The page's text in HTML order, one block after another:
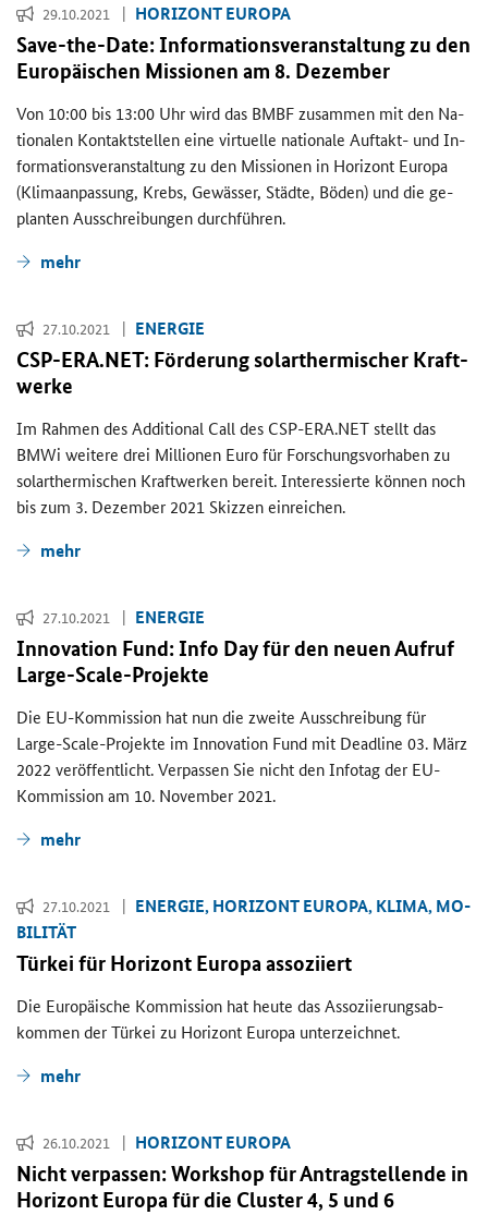
29.10.2021 HO­RI­ZONT EU­RO­PA
Save-​the-Date: In­for­ma­ti­ons­ver­an­stal­tung zu den
Eu­ro­päi­schen Mis­sio­nen am 8. De­zem­ber
Von 10:00 bis 13:00 Uhr wird das BMBF zu­sam­men mit den Na­
tio­na­len Kon­takt­stel­len eine vir­tu­el­le na­tio­na­le Auftakt-​ und In­
for­ma­ti­ons­ver­an­stal­tung zu den Mis­sio­nen in Ho­ri­zont Eu­ro­pa
(Kli­ma­an­pas­sung, Krebs, Ge­wäs­ser, Städ­te, Böden) und die ge­
plan­ten Aus­schrei­bun­gen durch­füh­ren.
mehr
27.10.2021 EN­ER­GIE
CSP-​ERA.NET: För­de­rung so­lar­ther­mi­scher Kraft­
wer­ke
Im Rah­men desAdditional Calldes CSP-ERA.NETstellt das
BMWi wei­te­re drei Mil­lio­nen Euro für For­schungs­vor­ha­ben zu
so­lar­ther­mi­schen Kraft­wer­ken be­reit. In­ter­es­sier­te kön­nen noch
bis zum 3. De­zem­ber 2021 Skiz­zen ein­rei­chen.
mehr
27.10.2021 EN­ER­GIE
In­no­va­ti­on Fund: Info Day für den neuen Auf­ruf
Large-​Scale-Projekte
Die EU-​Kommission hat nun die zwei­te Aus­schrei­bung für
Large-Scale-​Projekte im Innovation Fund mit Deadline 03. März
2022 ver­öf­fent­licht. Ver­pas­sen Sie nicht den In­fo­tag der EU-​
Kommission am 10. No­vem­ber 2021.
mehr
27.10.2021
EN­ER­GIE, HO­RI­ZONT EU­RO­PA, KLIMA, MO­
BI­LI­TÄT
Tür­kei für Ho­ri­zont Eu­ro­pa as­so­zi­iert
Die Eu­ro­päi­sche Kom­mis­si­on hat heute das As­so­zi­ie­rungs­ab­
kom­men der Tür­kei zu Ho­ri­zont Eu­ro­pa un­ter­zeich­net.
mehr
26.10.2021 HO­RI­ZONT EU­RO­PA
Nicht ver­pas­sen: Work­shop für An­trag­stel­len­de in
Ho­ri­zont Eu­ro­pa für die Clus­ter 4, 5 und 6